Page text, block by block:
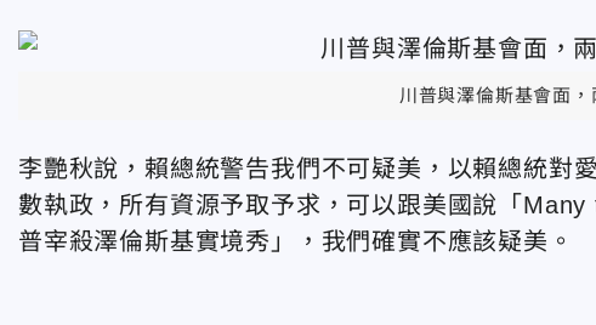
川普與澤倫斯基會面，
李艷秋說，賴總統警告我們不可疑美，以賴總統對
數執政，所有資源予取予求，可以跟美國說「
普宰殺澤倫斯基實境秀」，我們確實不應該疑美。